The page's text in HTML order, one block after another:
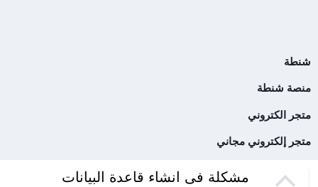
شنطة
منصة شنطة
متجر الكتروني
متجر إلكتروني مجاني
مشكلة فى انشاء قاعدة البيانات